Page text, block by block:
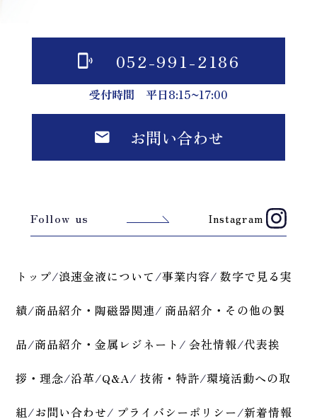
052-991-2186
受付時間 平日8:15~17:00
お問い合わせ
Follow us Instagram
トップ/浪速金液について/事業内容/数字で見る実
績/商品紹介・陶磁器関連/ 商品紹介・その他の製
品/商品紹介・金属レジネート /会社情報/代表挨
拶・理念/沿革/Q&A/ 技術・特許/環境活動への取
組/お問い合わせ/ プライバシーポリシー/新着情報